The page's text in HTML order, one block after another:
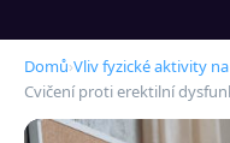
Domů›Vliv fyzické aktivity
Cvičení proti erektilní